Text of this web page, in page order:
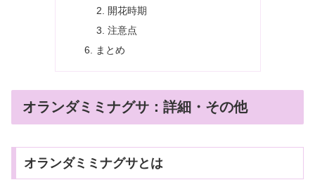
開花時期
注意点
まとめ
オランダミミナグサ：詳細・その他
オランダミミナグサとは